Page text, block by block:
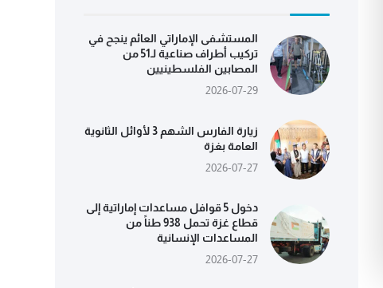
المستشفى الإماراتي العائم ينجح في
تركيب أطراف صناعية لـ51 من
المصابين الفلسطينيين
2026-07-29
زيارة الفارس الشهم 3 لأوائل الثانوية
العامة بغزة
2026-07-27
دخول 5 قوافل مساعدات إماراتية إلى
قطاع غزة تحمل 938 طناً من
المساعدات الإنسانية
2026-07-27